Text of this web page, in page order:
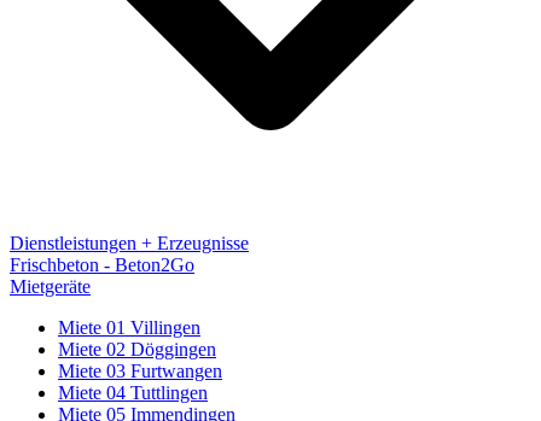
Dienstleistungen + Erzeugnisse
Frischbeton - Beton2Go
Mietgeräte
Miete 01 Villingen
Miete 02 Döggingen
Miete 03 Furtwangen
Miete 04 Tuttlingen
Miete 05 Immendingen